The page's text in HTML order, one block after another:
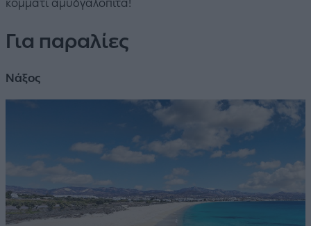
κομμάτι αμυδγαλόπιτα!
Για παραλίες
Νάξος